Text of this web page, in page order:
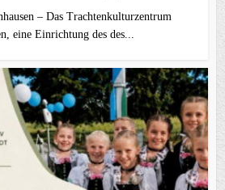
– Das Trachtenkulturzentrum
eine Einrichtung des des...